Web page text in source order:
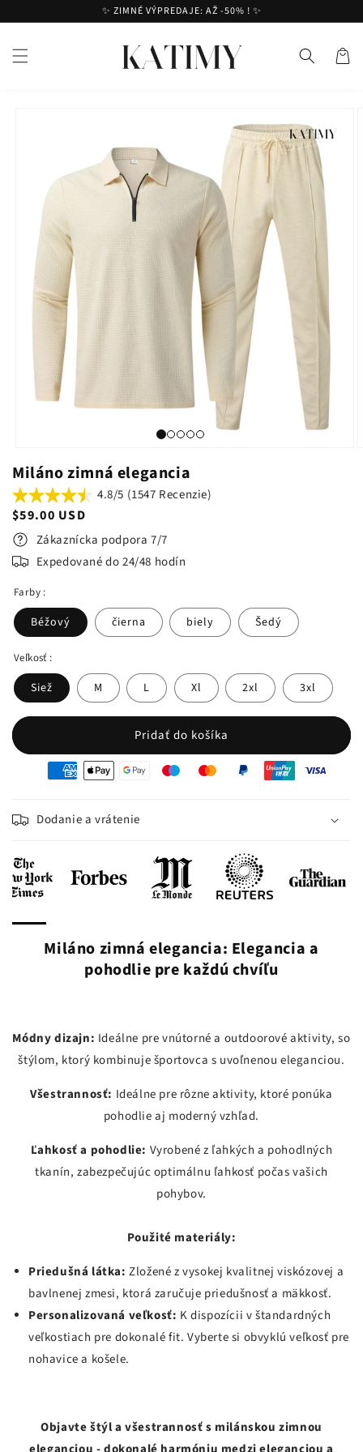
✨ ZIMNÉ VÝPREDAJE: AŽ -50% ! ✨
Košík
Miláno zimná elegancia
4.8/5 (1547 Recenzie)
Bežná
cena
$59.00 USD
Zákaznícka podpora 7/7
Expedované do 24/48 hodín
Farby :
Béžový čierna biely Šedý
Veľkosť :
Siež M L Xl 2xl 3xl
Pridať do košíka
Dodanie a vrátenie
Miláno zimná elegancia: Elegancia a
pohodlie pre každú chvíľu
Módny dizajn: Ideálne pre vnútorné a outdoorové aktivity, so
štýlom, ktorý kombinuje športovca s uvoľnenou eleganciou.
Všestrannosť: Ideálne pre rôzne aktivity, ktoré ponúka
pohodlie aj moderný vzhľad.
Ľahkosť a pohodlie: Vyrobené z ľahkých a pohodlných
tkanín, zabezpečujúc optimálnu ľahkosť počas vašich
pohybov.
Použité materiály:
Priedušná látka: Zložené z vysokej kvalitnej viskózovej a
bavlnenej zmesi, ktorá zaručuje priedušnosť a mäkkosť.
Personalizovaná veľkosť: K dispozícii v štandardných
veľkostiach pre dokonalé fit. Vyberte si obvyklú veľkosť pre
nohavice a košele.
Objavte štýl a všestrannosť s milánskou zimnou